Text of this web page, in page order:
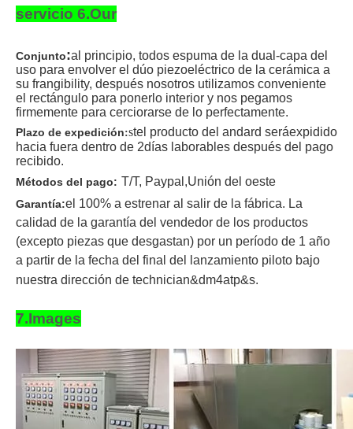
servicio 6.Our
Conjunto:al principio, todos espuma de la dual-capa del
uso para envolver el dúo piezoeléctrico de la cerámica a
su frangibility, después nosotros utilizamos conveniente
el rectángulo para ponerlo interior y nos pegamos
firmemente para cerciorarse de lo perfectamente.
Plazo de expedición:stel producto del andard seráexpidido
hacia fuera dentro de 2días laborables después del pago
recibido.
Métodos del pago: T/T, Paypal,Unión del oeste
Garantía:el 100% a estrenar al salir de la fábrica. La
calidad de la garantía del vendedor de los productos
(excepto piezas que desgastan) por un período de 1 año
a partir de la fecha del final del lanzamiento piloto bajo
nuestra dirección de technician&dm4atp&s.
7.Images